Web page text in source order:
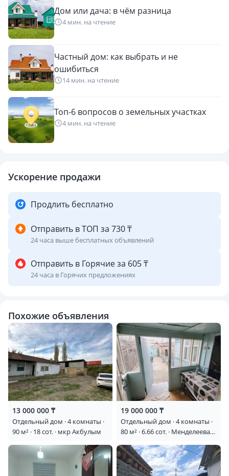
Дом или дача: в чём разница
4 мин. на чтение
Частный дом: как выбрать и не
ошибиться
14 мин. на чтение
Топ-6 вопросов о земельных участках
4 мин. на чтение
Ускорение продажи
Продлить бесплатно
Отправить в ТОП за 730 ₸
24 часа выше бесплатных объявлений
Отправить в Горячие за 605 ₸
24 часа в Горячих предложениях
Похожие объявления
13 000 000 ₸
Отдельный дом · 4 комнаты ·
90 м² · 18 сот. · мкр Акбулым
19 000 000 ₸
Отдельный дом · 4 комнаты ·
80 м² · 6.66 сот. · Менделеева